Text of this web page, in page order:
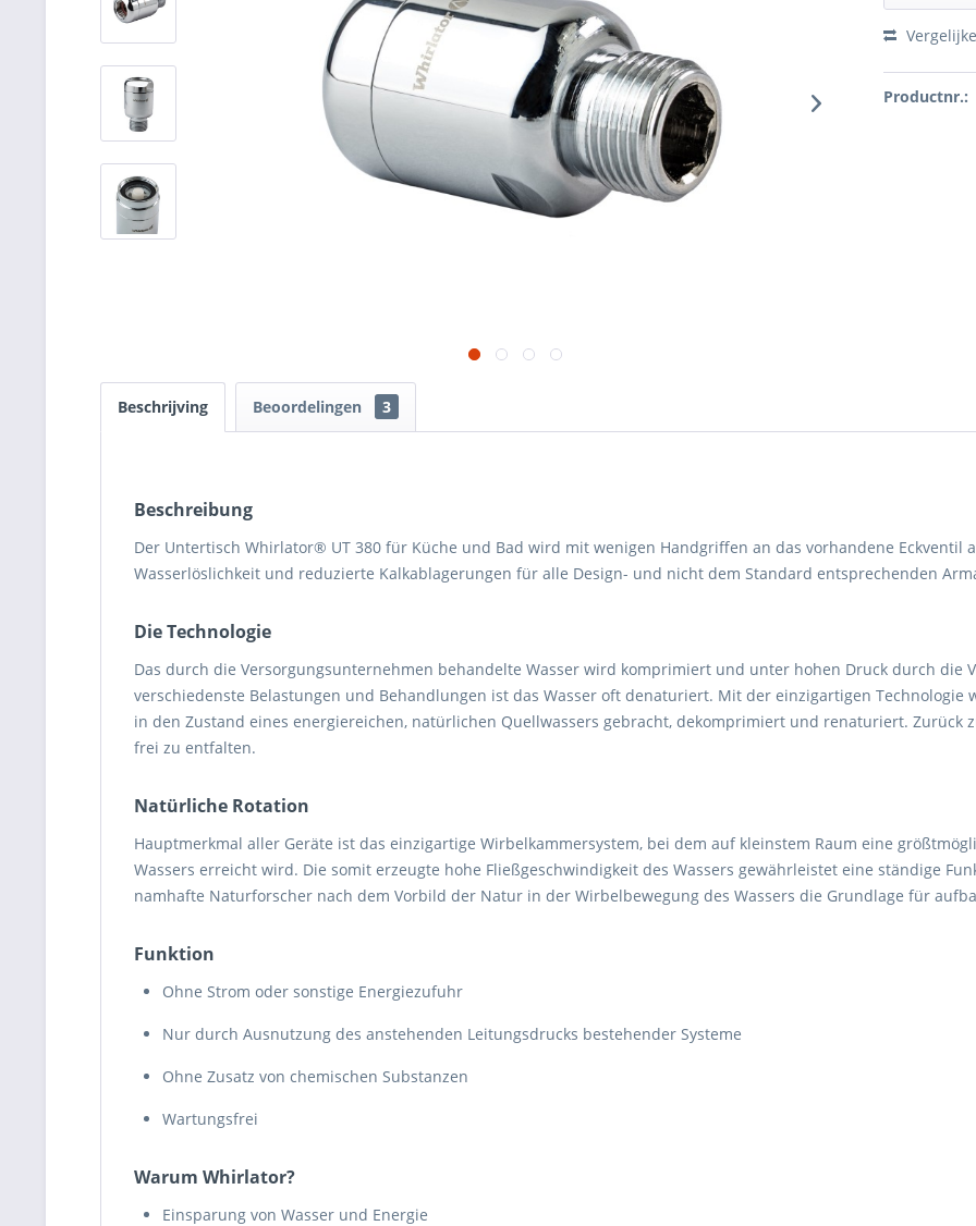
Productnr.:
Beschrijving Beoordelingen 3
Beschreibung
Der Untertisch Whirlator® UT 380 für Küche und Bad wird mit wenigen Handgriffen an das vorhandene Eckventil
Wasserlöslichkeit und reduzierte Kalkablagerungen für alle Design- und nicht dem Standard entsprechenden
Die Technologie
Das durch die Versorgungsunternehmen behandelte Wasser wird komprimiert und unter hohen Druck durch die
verschiedenste Belastungen und Behandlungen ist das Wasser oft denaturiert. Mit der einzigartigen Technologie
in den Zustand eines energiereichen, natürlichen Quellwassers gebracht, dekomprimiert und renaturiert. Zurück
frei zu entfalten.
Natürliche Rotation
Hauptmerkmal aller Geräte ist das einzigartige Wirbelkammersystem, bei dem auf kleinstem Raum eine
Wassers erreicht wird. Die somit erzeugte hohe Fließgeschwindigkeit des Wassers gewährleistet eine ständige
namhafte Naturforscher nach dem Vorbild der Natur in der Wirbelbewegung des Wassers die Grundlage für
Funktion
Ohne Strom oder sonstige Energiezufuhr
Nur durch Ausnutzung des anstehenden Leitungsdrucks bestehender Systeme
Ohne Zusatz von chemischen Substanzen
Wartungsfrei
Warum Whirlator?
Einsparung von Wasser und Energie